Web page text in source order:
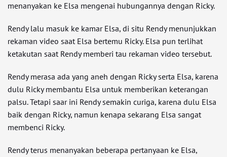
menanyakan ke Elsa mengenai hubungannya dengan Ricky.
Rendy lalu masuk ke kamar Elsa, di situ Rendy menunjukkan
rekaman video saat Elsa bertemu Ricky. Elsa pun terlihat
ketakutan saat Rendy memberi tau rekaman video tersebut.
Rendy merasa ada yang aneh dengan Ricky serta Elsa, karena
dulu Ricky membantu Elsa untuk memberikan keterangan
palsu. Tetapi saar ini Rendy semakin curiga, karena dulu Elsa
baik dengan Ricky, namun kenapa sekarang Elsa sangat
membenci Ricky.
Rendy terus menanyakan beberapa pertanyaan ke Elsa,